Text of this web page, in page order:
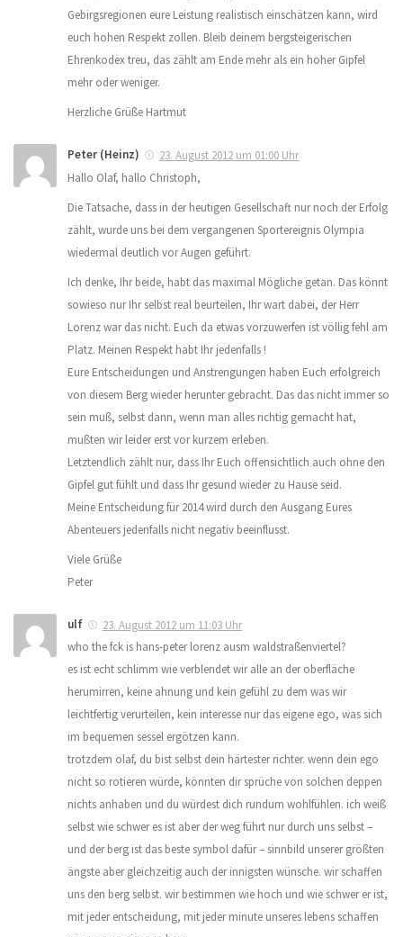
Gebirgsregionen eure Leistung realistisch einschätzen kann, wird
euch hohen Respekt zollen. Bleib deinem bergsteigerischen
Ehrenkodex treu, das zählt am Ende mehr als ein hoher Gipfel
mehr oder weniger.
Herzliche Grüße Hartmut
Peter (Heinz)
23. August 2012 um 01:00 Uhr
Hallo Olaf, hallo Christoph,
Die Tatsache, dass in der heutigen Gesellschaft nur noch der Erfolg
zählt, wurde uns bei dem vergangenen Sportereignis Olympia
wiedermal deutlich vor Augen geführt.
Ich denke, Ihr beide, habt das maximal Mögliche getan. Das könnt
sowieso nur Ihr selbst real beurteilen, Ihr wart dabei, der Herr
Lorenz war das nicht. Euch da etwas vorzuwerfen ist völlig fehl am
Platz. Meinen Respekt habt Ihr jedenfalls !
Eure Entscheidungen und Anstrengungen haben Euch erfolgreich
von diesem Berg wieder herunter gebracht. Das das nicht immer so
sein muß, selbst dann, wenn man alles richtig gemacht hat,
mußten wir leider erst vor kurzem erleben.
Letztendlich zählt nur, dass Ihr Euch offensichtlich auch ohne den
Gipfel gut fühlt und dass Ihr gesund wieder zu Hause seid.
Meine Entscheidung für 2014 wird durch den Ausgang Eures
Abenteuers jedenfalls nicht negativ beeinflusst.
Viele Grüße
Peter
ulf
23. August 2012 um 11:03 Uhr
who the fck is hans-peter lorenz ausm waldstraßenviertel?
es ist echt schlimm wie verblendet wir alle an der oberfläche
herumirren, keine ahnung und kein gefühl zu dem was wir
leichtfertig verurteilen, kein interesse nur das eigene ego, was sich
im bequemen sessel ergötzen kann.
trotzdem olaf, du bist selbst dein härtester richter. wenn dein ego
nicht so rotieren würde, könnten dir sprüche von solchen deppen
nichts anhaben und du würdest dich rundum wohlfühlen. ich weiß
selbst wie schwer es ist aber der weg führt nur durch uns selbst –
und der berg ist das beste symbol dafür – sinnbild unserer größten
ängste aber gleichzeitig auch der innigsten wünsche. wir schaffen
uns den berg selbst. wir bestimmen wie hoch und wie schwer er ist,
mit jeder entscheidung, mit jeder minute unseres lebens schaffen